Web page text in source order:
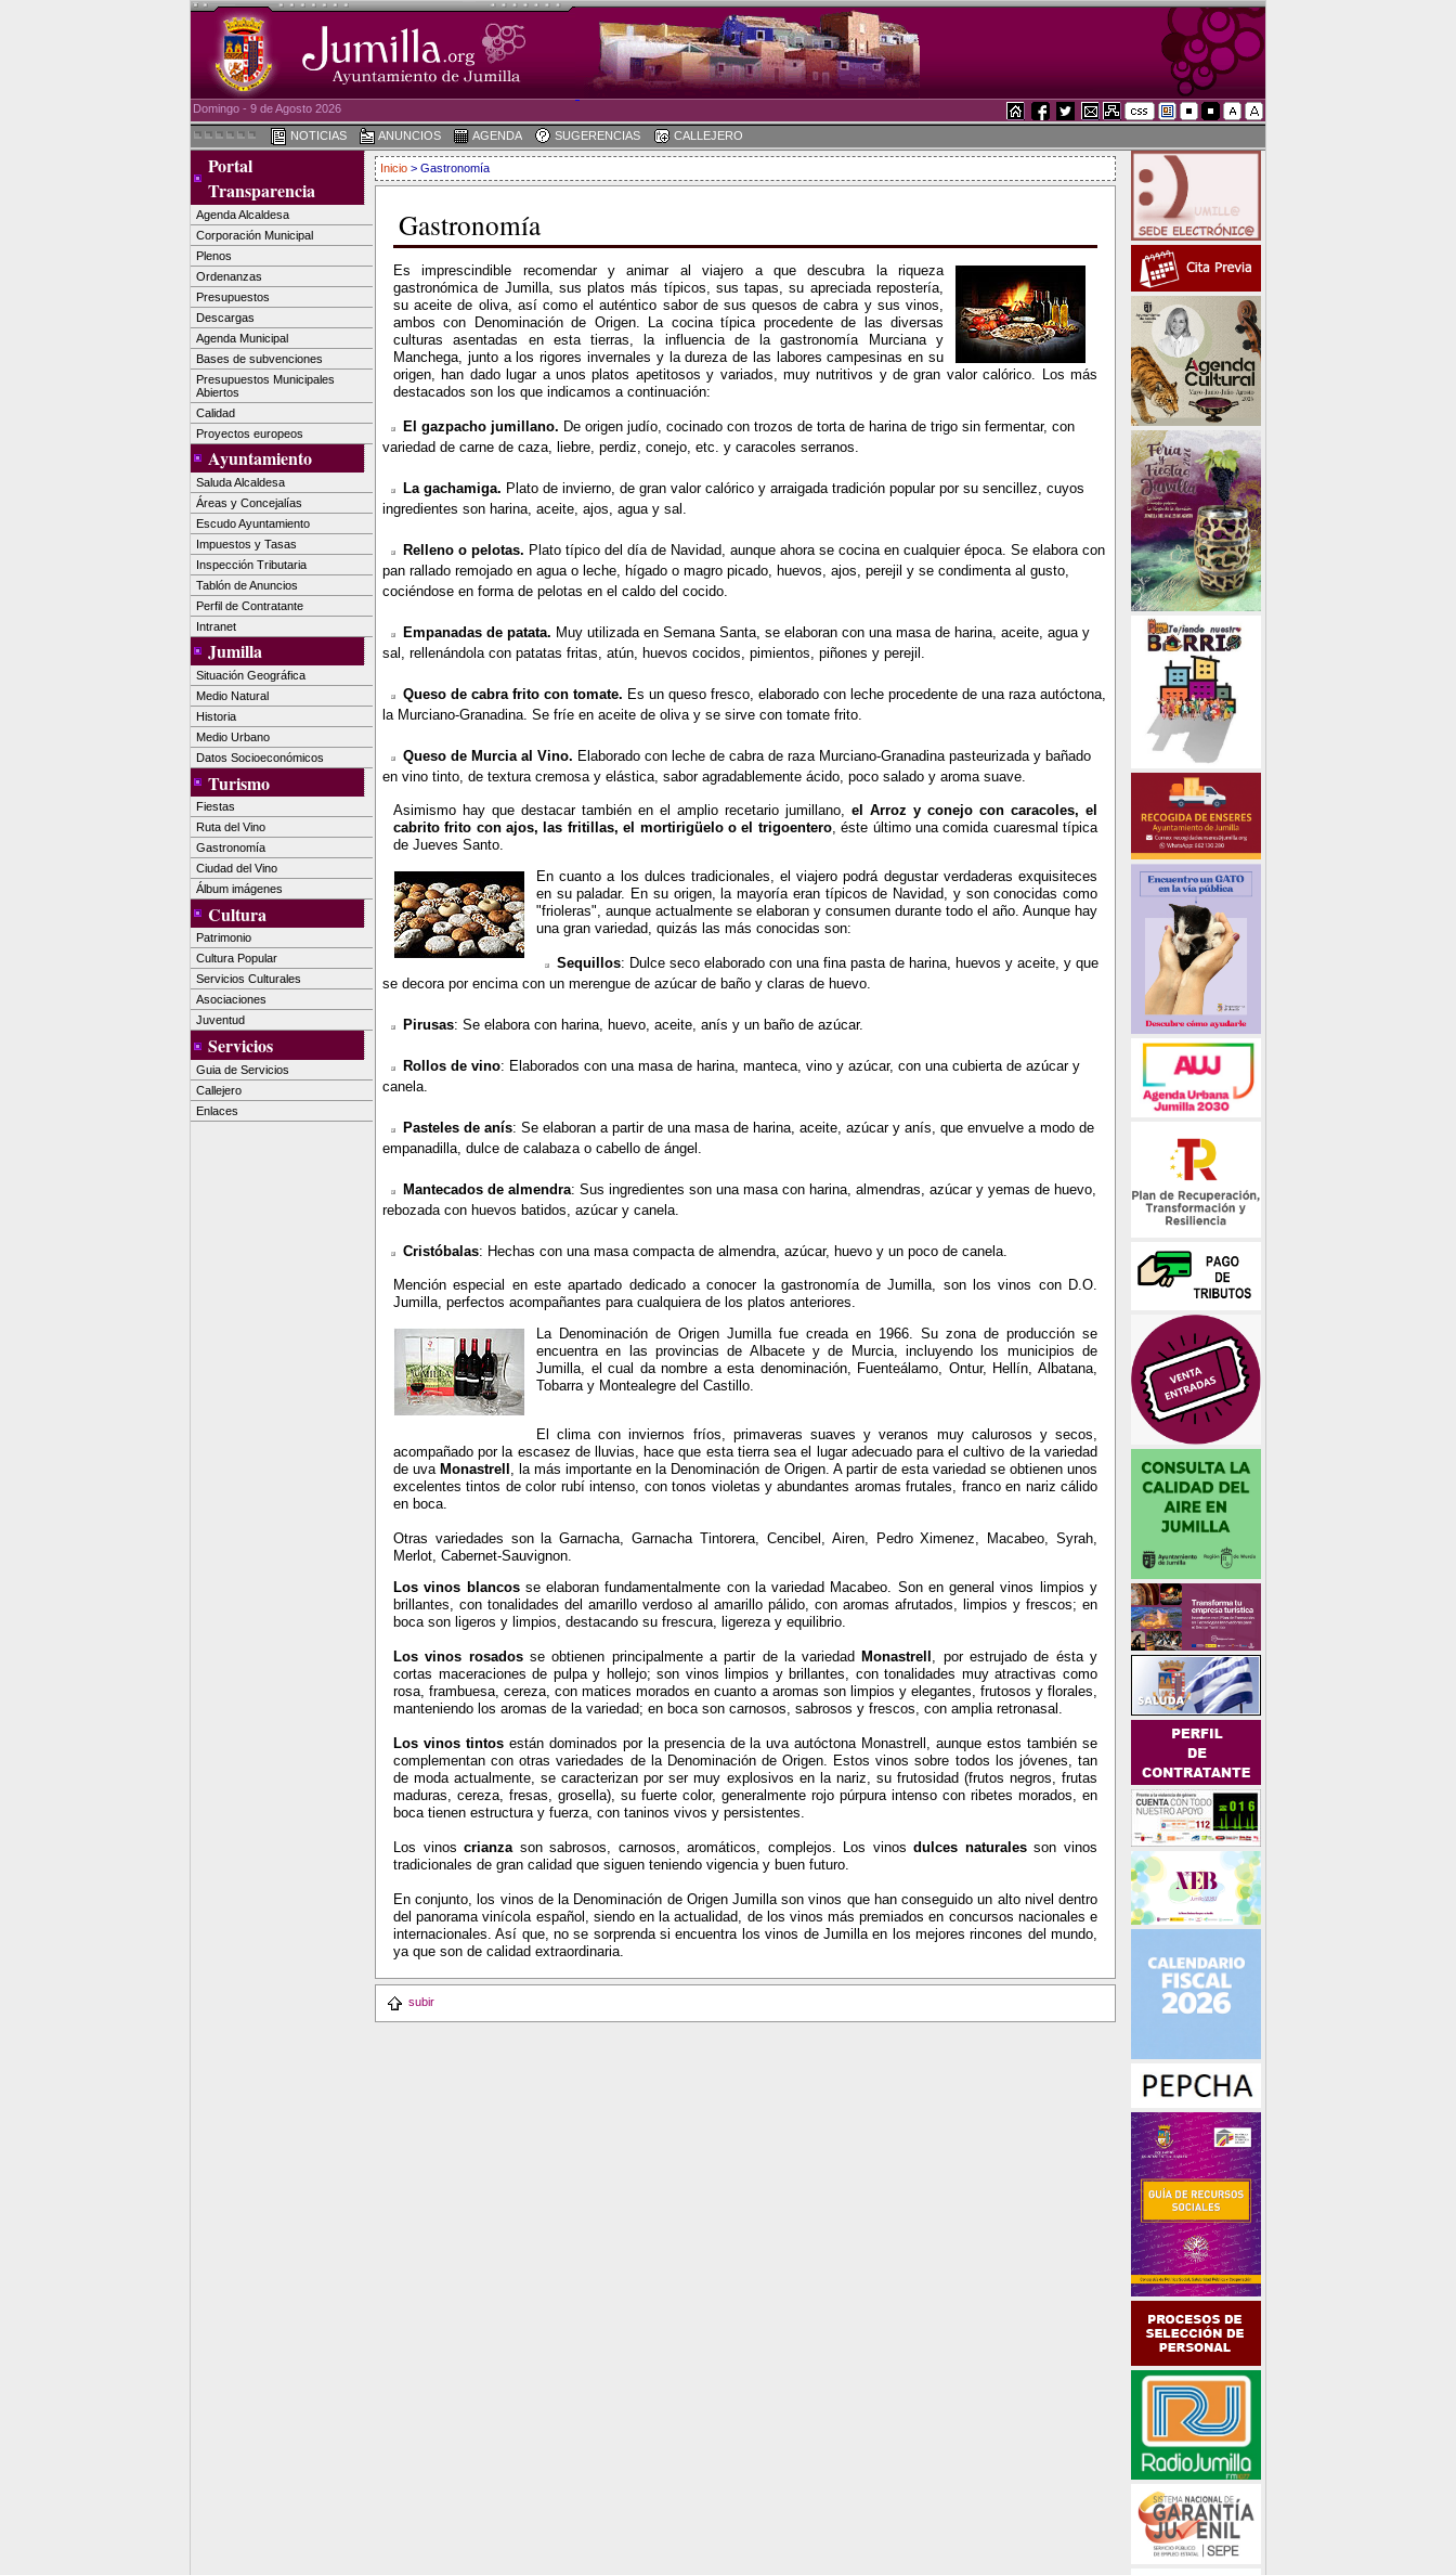
Domingo - 9 de Agosto 2026
NOTICIAS ANUNCIOS AGENDA SUGERENCIAS CALLEJERO
Portal
Transparencia
Agenda Alcaldesa
Corporación Municipal
Plenos
Ordenanzas
Presupuestos
Descargas
Agenda Municipal
Bases de subvenciones
Presupuestos Municipales
Abiertos
Calidad
Proyectos europeos
Ayuntamiento
Saluda Alcaldesa
Áreas y Concejalías
Escudo Ayuntamiento
Impuestos y Tasas
Inspección Tributaria
Tablón de Anuncios
Perfil de Contratante
Intranet
Jumilla
Situación Geográfica
Medio Natural
Historia
Medio Urbano
Datos Socioeconómicos
Turismo
Fiestas
Ruta del Vino
Gastronomía
Ciudad del Vino
Álbum imágenes
Cultura
Patrimonio
Cultura Popular
Servicios Culturales
Asociaciones
Juventud
Servicios
Guia de Servicios
Callejero
Enlaces
Inicio> Gastronomía
Gastronomía
Es imprescindible recomendar y animar al viajero a que descubra la riqueza
gastronómica de Jumilla, sus platos más típicos, sus tapas, su apreciada repostería,
su aceite de oliva, así como el auténtico sabor de sus quesos de cabra y sus vinos,
ambos con Denominación de Origen. La cocina típica procedente de las diversas
culturas asentadas en esta tierras, la influencia de la gastronomía Murciana y
Manchega, junto a los rigores invernales y la dureza de las labores campesinas en su
origen, han dado lugar a unos platos apetitosos y variados, muy nutritivos y de gran valor calórico. Los más
destacados son los que indicamos a continuación:
El gazpacho jumillano. De origen judío, cocinado con trozos de torta de harina de trigo sin fermentar, con
variedad de carne de caza, liebre, perdiz, conejo, etc. y caracoles serranos.
La gachamiga. Plato de invierno, de gran valor calórico y arraigada tradición popular por su sencillez, cuyos
ingredientes son harina, aceite, ajos, agua y sal.
Relleno o pelotas. Plato típico del día de Navidad, aunque ahora se cocina en cualquier época. Se elabora con
pan rallado remojado en agua o leche, hígado o magro picado, huevos, ajos, perejil y se condimenta al gusto,
cociéndose en forma de pelotas en el caldo del cocido.
Empanadas de patata. Muy utilizada en Semana Santa, se elaboran con una masa de harina, aceite, agua y
sal, rellenándola con patatas fritas, atún, huevos cocidos, pimientos, piñones y perejil.
Queso de cabra frito con tomate. Es un queso fresco, elaborado con leche procedente de una raza autóctona,
la Murciano-Granadina. Se fríe en aceite de oliva y se sirve con tomate frito.
Queso de Murcia al Vino. Elaborado con leche de cabra de raza Murciano-Granadina pasteurizada y bañado
en vino tinto, de textura cremosa y elástica, sabor agradablemente ácido, poco salado y aroma suave.
Asimismo hay que destacar también en el amplio recetario jumillano,el Arroz y conejo con caracoles, el
cabrito frito con ajos, las fritillas, el mortirigüelo o el trigoentero, éste último una comida cuaresmal típica
de Jueves Santo.
En cuanto a los dulces tradicionales, el viajero podrá degustar verdaderas exquisiteces
en su paladar. En su origen, la mayoría eran típicos de Navidad, y son conocidas como
"frioleras", aunque actualmente se elaboran y consumen durante todo el año. Aunque hay
una gran variedad, quizás las más conocidas son:
Sequillos: Dulce seco elaborado con una fina pasta de harina, huevos y aceite, y que
se decora por encima con un merengue de azúcar de baño y claras de huevo.
Pirusas: Se elabora con harina, huevo, aceite, anís y un baño de azúcar.
Rollos de vino: Elaborados con una masa de harina, manteca, vino y azúcar, con una cubierta de azúcar y
canela.
Pasteles de anís: Se elaboran a partir de una masa de harina, aceite, azúcar y anís, que envuelve a modo de
empanadilla, dulce de calabaza o cabello de ángel.
Mantecados de almendra: Sus ingredientes son una masa con harina, almendras, azúcar y yemas de huevo,
rebozada con huevos batidos, azúcar y canela.
Cristóbalas: Hechas con una masa compacta de almendra, azúcar, huevo y un poco de canela.
Mención especial en este apartado dedicado a conocer la gastronomía de Jumilla, son los vinos con D.O.
Jumilla, perfectos acompañantes para cualquiera de los platos anteriores.
La Denominación de Origen Jumilla fue creada en 1966. Su zona de producción se
encuentra en las provincias de Albacete y de Murcia, incluyendo los municipios de
Jumilla, el cual da nombre a esta denominación, Fuenteálamo, Ontur, Hellín, Albatana,
Tobarra y Montealegre del Castillo.
El clima con inviernos fríos, primaveras suaves y veranos muy calurosos y secos,
acompañado por la escasez de lluvias, hace que esta tierra sea el lugar adecuado para el cultivo de la variedad
de uva Monastrell
, la más importante en la Denominación de Origen. A partir de esta variedad se obtienen unos
excelentes tintos de color rubí intenso, con tonos violetas y abundantes aromas frutales, franco en nariz cálido
en boca.
Otras variedades son la Garnacha, Garnacha Tintorera, Cencibel, Airen, Pedro Ximenez, Macabeo, Syrah,
Merlot, Cabernet-Sauvignon.
Los vinos blancosse elaboran fundamentalmente con la variedad Macabeo. Son en general vinos limpios y
brillantes, con tonalidades del amarillo verdoso al amarillo pálido, con aromas afrutados, limpios y frescos; en
boca son ligeros y limpios, destacando su frescura, ligereza y equilibrio.
Los vinos rosadosse obtienen principalmente a partir de la variedad Monastrell
, por estrujado de ésta y
cortas maceraciones de pulpa y hollejo; son vinos limpios y brillantes, con tonalidades muy atractivas como
rosa, frambuesa, cereza, con matices morados en cuanto a aromas son limpios y elegantes, frutosos y florales,
manteniendo los aromas de la variedad; en boca son carnosos, sabrosos y frescos, con amplia retronasal.
Los vinos tintosestán dominados por la presencia de la uva autóctona Monastrell, aunque estos también se
complementan con otras variedades de la Denominación de Origen. Estos vinos sobre todos los jóvenes, tan
de moda actualmente, se caracterizan por ser muy explosivos en la nariz, su frutosidad (frutos negros, frutas
maduras, cereza, fresas, grosella), su fuerte color, generalmente rojo púrpura intenso con ribetes morados, en
boca tienen estructura y fuerza, con taninos vivos y persistentes.
Los vinoscrianza son sabrosos, carnosos, aromáticos, complejos. Los vinosdulces naturalesson vinos
tradicionales de gran calidad que siguen teniendo vigencia y buen futuro.
En conjunto, los vinos de la Denominación de Origen Jumilla son vinos que han conseguido un alto nivel dentro
del panorama vinícola español, siendo en la actualidad, de los vinos más premiados en concursos nacionales e
internacionales. Así que, no se sorprenda si encuentra los vinos de Jumilla en los mejores rincones del mundo,
ya que son de calidad extraordinaria.
subir